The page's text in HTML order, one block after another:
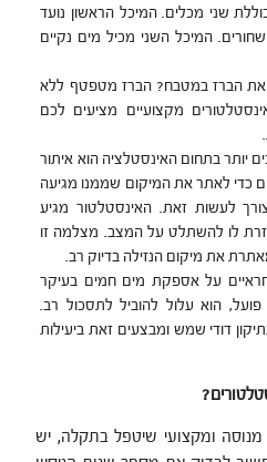
שני מכלים. המיכל הראשון נועד
המיכל השני מכיל מים נקיים
את הברז במטבח? הברז מטפטף ללא
מקצועיים מציעים לכם
יותר בתחום האינסטלציה הוא איתור
כדי לאתר את המיקום שממנו מגיעה
לעשות זאת. האינסטלטור מגיע
לו להשתלט על המצב. מצלמה זו
את מיקום הנזילה בדיוק רב.
על אספקת מים חמים בעיקר
הוא עלול להוביל לתסכול רב.
דודי שמש ומבצעים זאת ביעילות
ומקצועי שיטפל בתקלה, יש